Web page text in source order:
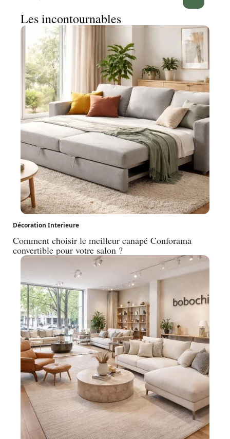
Les incontournables
Décoration Interieure
Comment choisir le meilleur canapé Conforama
convertible pour votre salon ?